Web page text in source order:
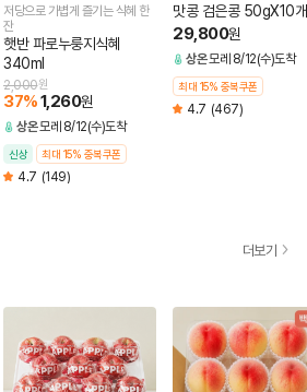
저당으로 가볍게 즐기는 식혜 한
잔
햇반 파로누룽지식혜
340ml
37%1,260원
2,000원
상온 모레 8/12(수)도착
신상 최대 15% 중복쿠폰
4.7 (149)
맛콩 검은콩 50gX10개
29,800원
상온 모레 8/12(수)도착
최대 15% 중복쿠폰
4.7 (467)
더보기